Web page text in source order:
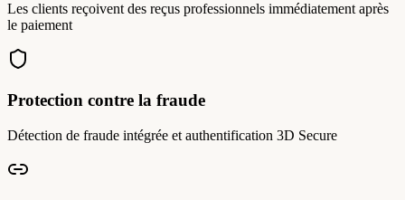
Les clients reçoivent des reçus professionnels immédiatement après
le paiement
Protection contre la fraude
Détection de fraude intégrée et authentification 3D Secure